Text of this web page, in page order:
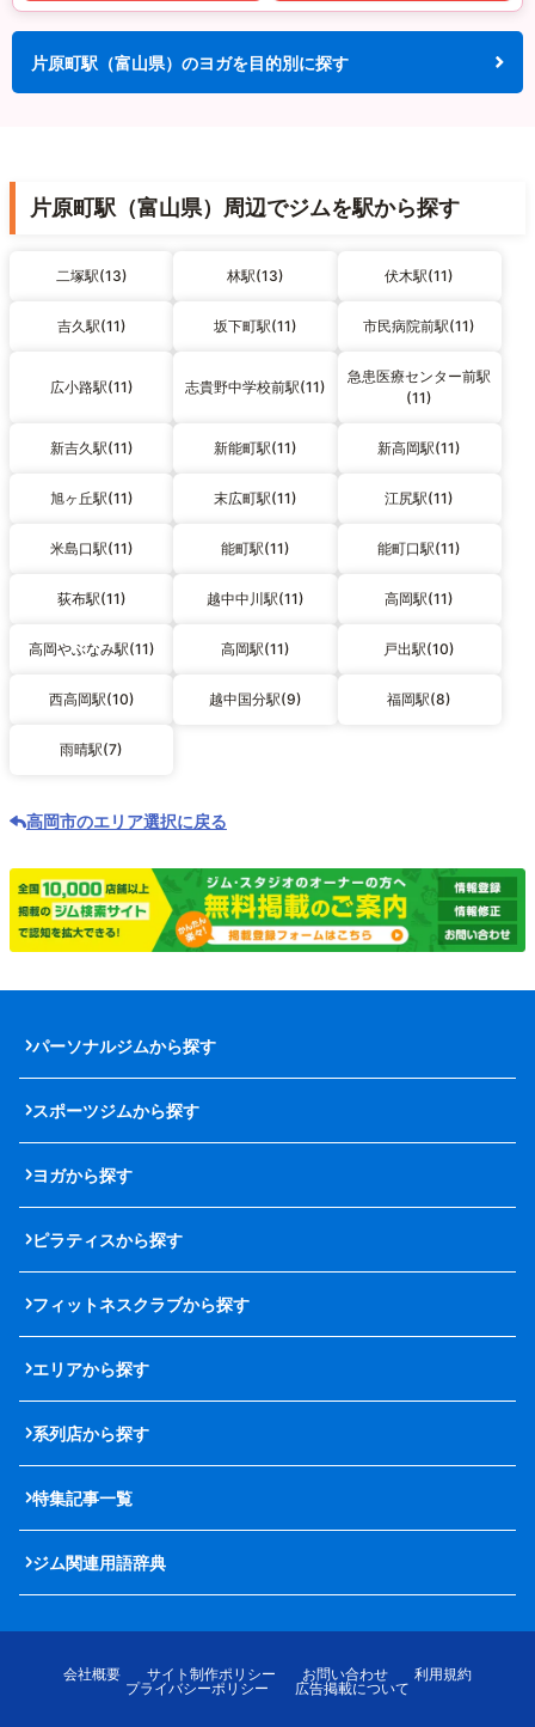
片原町駅（富山県）のヨガを目的別に探す
片原町駅（富山県）周辺でジムを駅から探す
二塚駅(13) 林駅(13) 伏木駅(11)
吉久駅(11) 坂下町駅(11) 市民病院前駅(11)
広小路駅(11) 志貴野中学校前駅(11)
急患医療センター前駅
(11)
新吉久駅(11) 新能町駅(11) 新高岡駅(11)
旭ヶ丘駅(11) 末広町駅(11) 江尻駅(11)
米島口駅(11) 能町駅(11) 能町口駅(11)
荻布駅(11) 越中中川駅(11) 高岡駅(11)
高岡やぶなみ駅(11) 高岡駅(11) 戸出駅(10)
西高岡駅(10) 越中国分駅(9) 福岡駅(8)
雨晴駅(7)
高岡市のエリア選択に戻る
パーソナルジムから探す
スポーツジムから探す
ヨガから探す
ピラティスから探す
フィットネスクラブから探す
エリアから探す
系列店から探す
特集記事一覧
ジム関連用語辞典
会社概要 サイト制作ポリシー お問い合わせ
利用規約
プライバシーポリシー
広告掲載について